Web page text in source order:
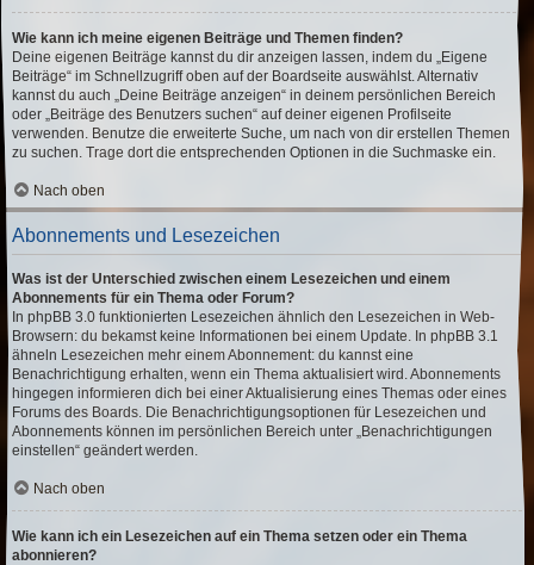
Wie kann ich meine eigenen Beiträge und Themen finden?
Deine eigenen Beiträge kannst du dir anzeigen lassen, indem du „Eigene
Beiträge“ im Schnellzugriff oben auf der Boardseite auswählst. Alternativ
kannst du auch „Deine Beiträge anzeigen“ in deinem persönlichen Bereich
oder „Beiträge des Benutzers suchen“ auf deiner eigenen Profilseite
verwenden. Benutze die erweiterte Suche, um nach von dir erstellen Themen
zu suchen. Trage dort die entsprechenden Optionen in die Suchmaske ein.
Nach oben
Abonnements und Lesezeichen
Was ist der Unterschied zwischen einem Lesezeichen und einem
Abonnements für ein Thema oder Forum?
In phpBB 3.0 funktionierten Lesezeichen ähnlich den Lesezeichen in Web-
Browsern: du bekamst keine Informationen bei einem Update. In phpBB 3.1
ähneln Lesezeichen mehr einem Abonnement: du kannst eine
Benachrichtigung erhalten, wenn ein Thema aktualisiert wird. Abonnements
hingegen informieren dich bei einer Aktualisierung eines Themas oder eines
Forums des Boards. Die Benachrichtigungsoptionen für Lesezeichen und
Abonnements können im persönlichen Bereich unter „Benachrichtigungen
einstellen“ geändert werden.
Nach oben
Wie kann ich ein Lesezeichen auf ein Thema setzen oder ein Thema
abonnieren?